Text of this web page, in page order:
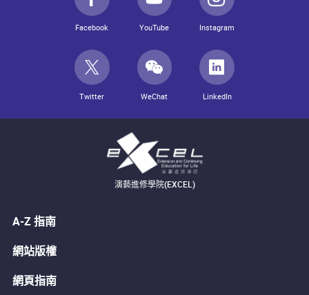
Facebook YouTube Instagram
Twitter WeChat LinkedIn
演藝進修學院(EXCEL)
A-Z 指南
網站版權
網頁指南